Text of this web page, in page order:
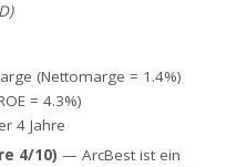
(Nettomarge = 1.4%)
= 4.3%)
4 Jahre
4/10) — ArcBest ist ein